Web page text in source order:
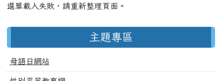
選單載入失敗，請重新整理頁面。
主題專區
母語日網站